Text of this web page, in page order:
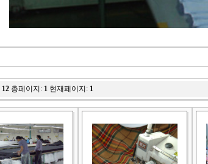
12 총페이지: 1 현재페이지: 1